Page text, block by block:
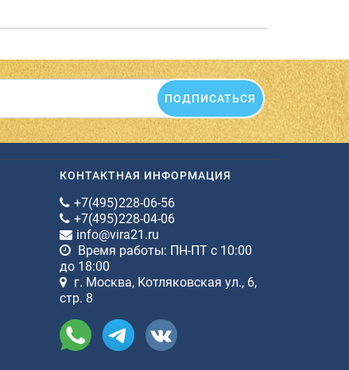
ПОДПИСАТЬСЯ
КОНТАКТНАЯ ИНФОРМАЦИЯ
+7(495)228-06-56
+7(495)228-04-06
info@vira21.ru
Время работы: ПН-ПТ с 10:00
до 18:00
г. Москва, Котляковская ул., 6,
стр. 8